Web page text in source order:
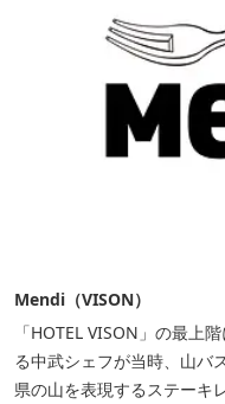
Mendi（VISON）
「HOTEL VISON」の最上
る中武シェフが当時、山バ
県の山を表現するステーキ